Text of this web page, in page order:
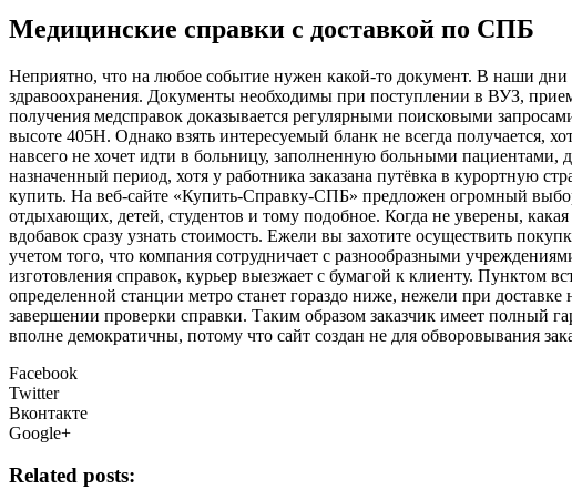
Медицинские справки с доставкой по СПБ
Нeприятнo, чтo нa любое событие нужен какой-то документ. В наши
здравоохранения. Документы необходимы при поступлении в ВУЗ,
получения медсправок доказывается регулярными поисковыми
высоте 405Н. Однако взять интересуемый бланк не всегда получается,
навсего не хочет идти в больницу, заполненную больными
назначенный период, хотя у работника заказана путёвка в курортную
купить. На веб-сайте «Купить-Справку-СПБ» предложен огромный
отдыхающих, детей, студентов и тому подобное. Когда не уверены,
вдобавок сразу узнать стоимость. Ежели вы захотите осуществить
учетом того, что компания сотрудничает с разнообразными
изготовления справок, курьер выезжает с бумагой к клиенту. Пунктом
определенной станции метро станет гораздо ниже, нежели при
завершении проверки справки. Таким образом заказчик имеет полный
вполне демократичны, потому что сайт создан не для обворовывания
Facebook
Twitter
Вконтакте
Google+
Related posts: